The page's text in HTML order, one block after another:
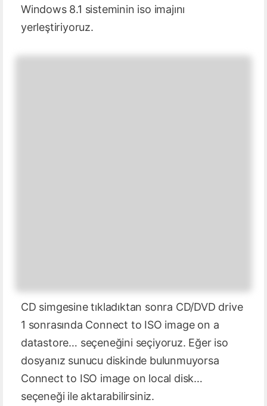
Windows 8.1 sisteminin iso imajını
yerleştiriyoruz.
CD simgesine tıkladıktan sonra CD/DVD drive
1 sonrasında Connect to ISO image on a
datastore… seçeneğini seçiyoruz. Eğer iso
dosyanız sunucu diskinde bulunmuyorsa
Connect to ISO image on local disk…
seçeneği ile aktarabilirsiniz.